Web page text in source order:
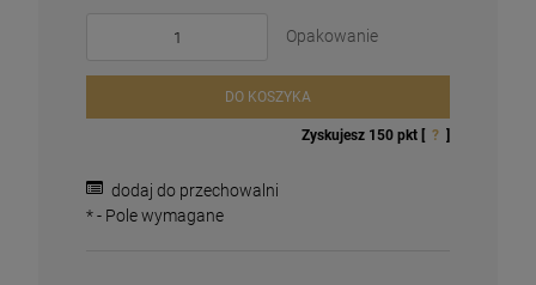
Magnesy religijne Kardynał Stefan
26,00 zł
Opakowanie
DO KOSZYKA
Zyskujesz 150 pkt [ ? ]
dodaj do przechowalni
*- Pole wymagane